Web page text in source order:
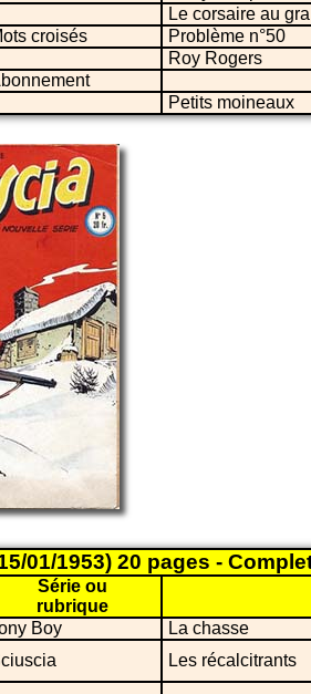
Le corsaire au
croisés
Problème n°50
Roy Rogers
Petits moineaux
01/1953) 20 pages -
Série ou
rubrique
Boy
La chasse
Les récalcitrants